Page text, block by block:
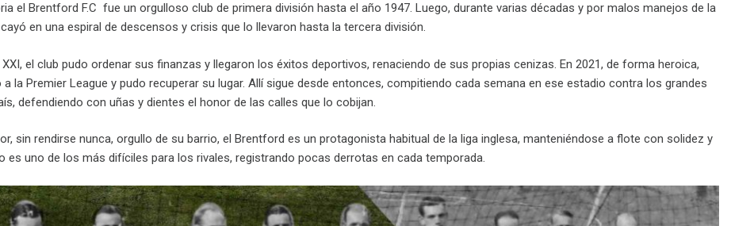
el Brentford F.C fue un orgulloso club de primera división hasta el año 1947. Luego, durante varias décadas y por malos manejos de la
en una espiral de descensos y crisis que lo llevaron hasta la tercera división.
el club pudo ordenar sus finanzas y llegaron los éxitos deportivos, renaciendo de sus propias cenizas. En 2021, de forma heroica,
la Premier League y pudo recuperar su lugar. Allí sigue desde entonces, compitiendo cada semana en ese estadio contra los grandes
defendiendo con uñas y dientes el honor de las calles que lo cobijan.
sin rendirse nunca, orgullo de su barrio, el Brentford es un protagonista habitual de la liga inglesa, manteniéndose a flote con solidez y
es uno de los más difíciles para los rivales, registrando pocas derrotas en cada temporada.